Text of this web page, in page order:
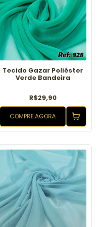
Tecido Gazar Poliéster
Verde Bandeira
R$29,90
COMPRE AGORA